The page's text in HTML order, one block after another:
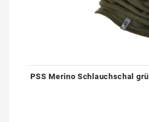
PSS Merino Schlauchschal